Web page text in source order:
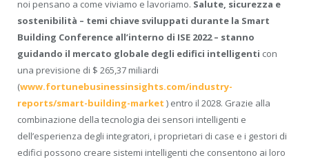
noi pensano a come viviamo e lavoriamo. Salute, sicurezza e
sostenibilità – temi chiave sviluppati durante la Smart
Building Conference all’interno di ISE 2022 – stanno
guidando il mercato globale degli edifici intelligenti con
una previsione di $ 265,37 miliardi
(www.fortunebusinessinsights.com/industry-
reports/smart-building-market ) entro il 2028. Grazie alla
combinazione della tecnologia dei sensori intelligenti e
dell’esperienza degli integratori, i proprietari di case e i gestori di
edifici possono creare sistemi intelligenti che consentono ai loro